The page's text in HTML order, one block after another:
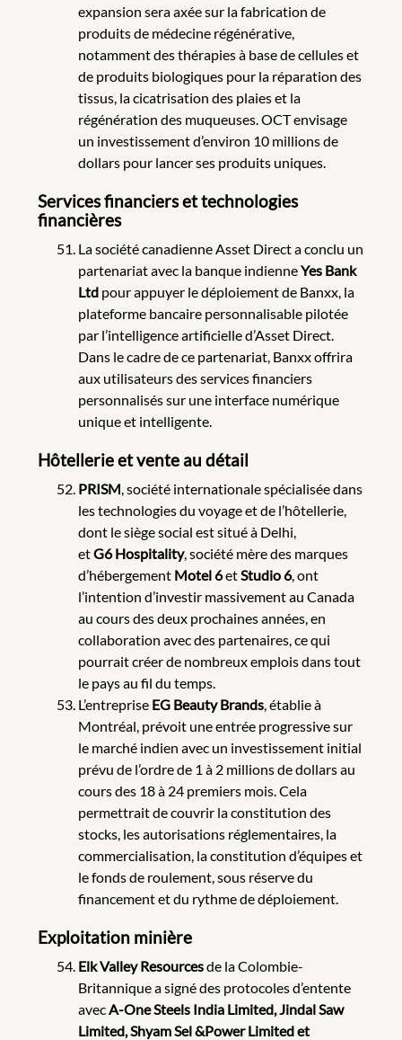
expansion sera axée sur la fabrication de
produits de médecine régénérative,
notamment des thérapies à base de cellules et
de produits biologiques pour la réparation des
tissus, la cicatrisation des plaies et la
régénération des muqueuses. OCT envisage
un investissement d’environ 10 millions de
dollars pour lancer ses produits uniques.
Services financiers et technologies
financières
La société canadienne Asset Direct a conclu un
partenariat avec la banque indienneYes Bank
Ltdpour appuyer le déploiement de Banxx, la
plateforme bancaire personnalisable pilotée
par l’intelligence artificielle d’Asset Direct.
Dans le cadre de ce partenariat, Banxx offrira
aux utilisateurs des services financiers
personnalisés sur une interface numérique
unique et intelligente.
Hôtellerie et vente au détail
PRISM, société internationale spécialisée dans
les technologies du voyage et de l’hôtellerie,
dont le siège social est situé à Delhi,
etG6 Hospitality, société mère des marques
d’hébergement Motel 6etStudio 6, ont
l’intention d’investir massivement au Canada
au cours des deux prochaines années, en
collaboration avec des partenaires, ce qui
pourrait créer de nombreux emplois dans tout
le pays au fil du temps.
L’entreprise EG Beauty Brands, établie à
Montréal, prévoit une entrée progressive sur
le marché indien avec un investissement initial
prévu de l’ordre de 1 à 2 millions de dollars au
cours des 18 à 24 premiers mois. Cela
permettrait de couvrir la constitution des
stocks, les autorisations réglementaires, la
commercialisation, la constitution d’équipes et
le fonds de roulement, sous réserve du
financement et du rythme de déploiement.
Exploitation minière
Elk Valley Resourcesde la Colombie-
Britannique a signé des protocoles d’entente
avecA-One Steels India Limited, Jindal Saw
Limited, Shyam Sel &Power Limited et